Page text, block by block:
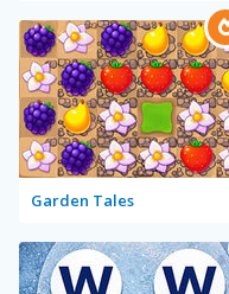
Garden Tales